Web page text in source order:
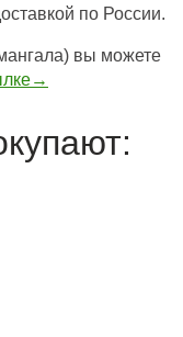
по России.
вы можете